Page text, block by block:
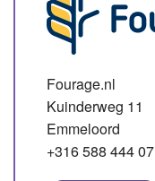
Fourage.nl
Kuinderweg 11
Emmeloord
+316 588 444 07